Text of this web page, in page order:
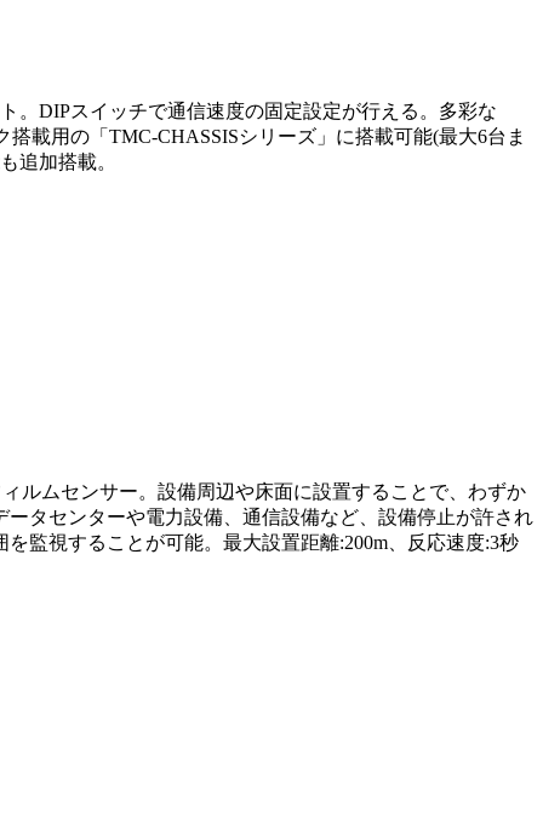
。DIPスイッチで通信速度の固定設定が行える。多彩な
載用の「TMC-CHASSISシリーズ」に搭載可能(最大6台ま
追加搭載。
ルムセンサー。設備周辺や床面に設置することで、わずか
タセンターや電力設備、通信設備など、設備停止が許され
監視することが可能。最大設置距離:200m、反応速度:3秒